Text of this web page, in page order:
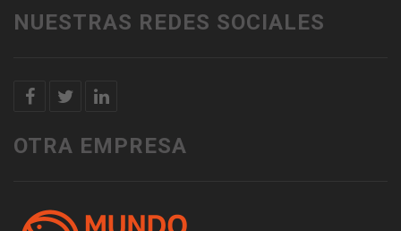
NUESTRAS REDES SOCIALES
OTRA EMPRESA